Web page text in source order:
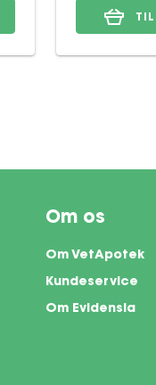
Om os
Om VetApotek
Kundeservice
Om Evidensia